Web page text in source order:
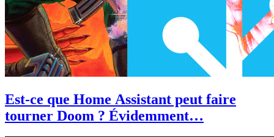
Est-ce que Home Assistant peut faire
tourner Doom ? Évidemment…